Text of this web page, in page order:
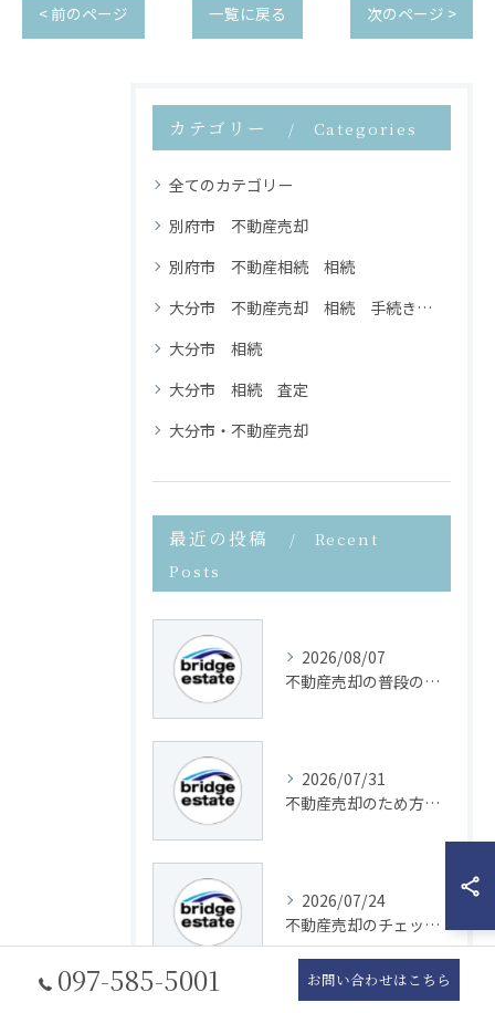
< 前のページ 一覧に戻る 次のページ >
カテゴリー Categories
全てのカテゴリー
別府市 不動産売却
別府市 不動産相続 相続
大分市 不動産売却 相続 手続き 簡単
大分市 相続
大分市 相続 査定
大分市・不動産売却
最近の投稿
Recent
Posts
2026/08/07
不動産売却の普段の疑問をにじが丘で解決するためのポイントと安心ガイド
2026/07/31
不動産売却のため方と失敗を防ぐ全体の流れと準備のポイント解説
2026/07/24
不動産売却のチェックリスト活用術で大分県大分市市の手続きをスムーズに進める方法
097-585-5001 お問い合わせはこちら